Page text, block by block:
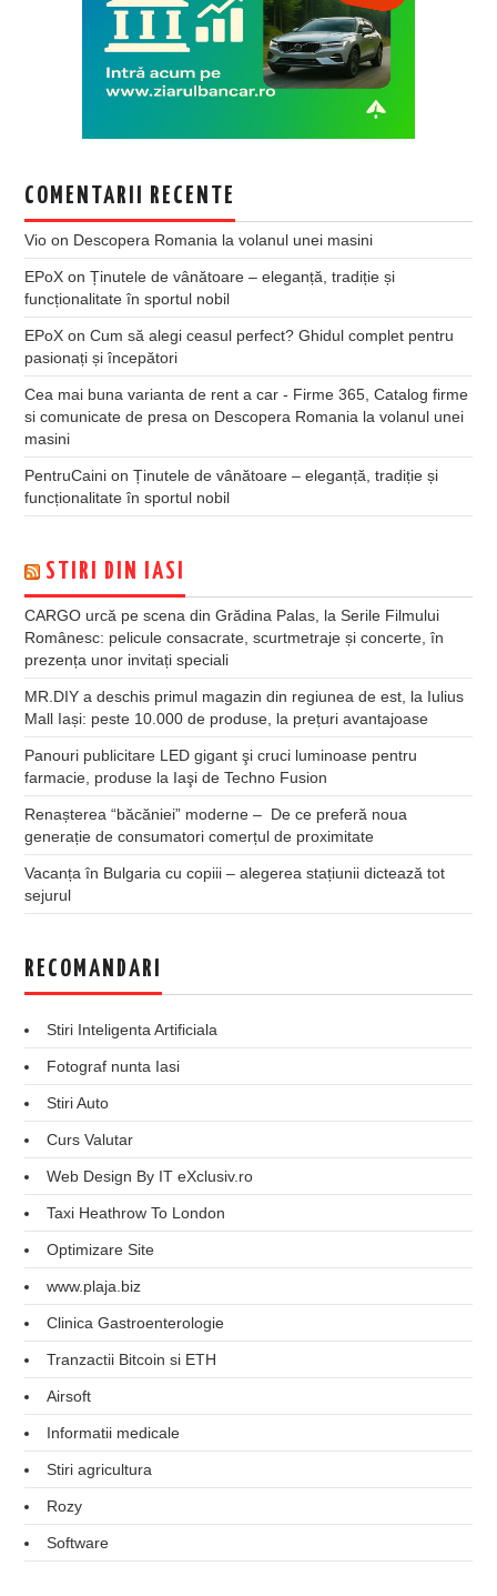
COMENTARII RECENTE
Vio on Descopera Romania la volanul unei masini
EPoX onȚinutele de vânătoare – eleganță, tradiție și
funcționalitate în sportul nobil
EPoX onCum să alegi ceasul perfect? Ghidul complet pentru
pasionați și începători
Cea mai buna varianta de rent a car - Firme 365, Catalog firme
si comunicate de presa on Descopera Romania la volanul unei
masini
PentruCaini onȚinutele de vânătoare – eleganță, tradiție și
funcționalitate în sportul nobil
STIRI DIN IASI
CARGO urcă pe scena din Grădina Palas, la Serile Filmului
Românesc: pelicule consacrate, scurtmetraje și concerte, în
prezența unor invitați speciali
MR.DIY a deschis primul magazin din regiunea de est, la Iulius
Mall Iași: peste 10.000 de produse, la prețuri avantajoase
Panouri publicitare LED gigant şi cruci luminoase pentru
farmacie, produse la Iaşi de Techno Fusion
Renașterea “băcăniei” moderne – De ce preferă noua
generație de consumatori comerțul de proximitate
Vacanța în Bulgaria cu copiii – alegerea stațiunii dictează tot
sejurul
RECOMANDARI
Stiri Inteligenta Artificiala
Fotograf nunta Iasi
Stiri Auto
Curs Valutar
Web Design By IT eXclusiv.ro
Taxi Heathrow To London
Optimizare Site
www.plaja.biz
Clinica Gastroenterologie
Tranzactii Bitcoin si ETH
Airsoft
Informatii medicale
Stiri agricultura
Rozy
Software